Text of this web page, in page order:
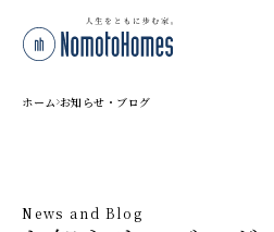
ホーム お知らせ・ブログ
News and Blog